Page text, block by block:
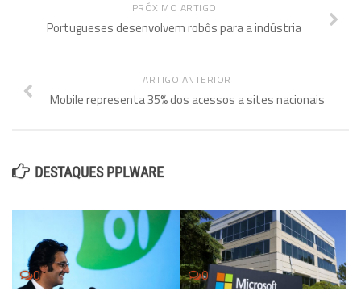
PRÓXIMO ARTIGO
Portugueses desenvolvem robôs para a indústria
ARTIGO ANTERIOR
Mobile representa 35% dos acessos a sites nacionais
DESTAQUES PPLWARE
0 0